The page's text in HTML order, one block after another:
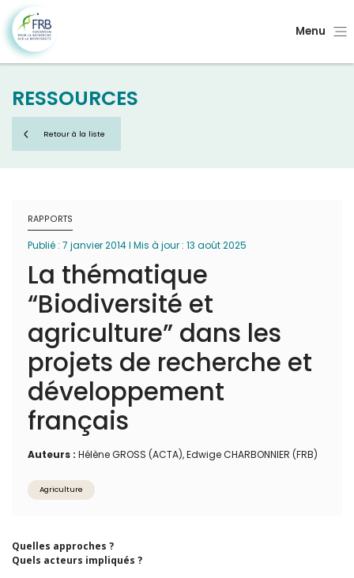
Menu
RESSOURCES
Retour à la liste
RAPPORTS
Publié : 7 janvier 2014 I Mis à jour : 13 août 2025
La thématique
“Biodiversité et
agriculture” dans les
projets de recherche et
développement
français
Auteurs : Hélène GROSS (ACTA), Edwige CHARBONNIER (FRB)
Agriculture
Quelles approches ?
Quels acteurs impliqués ?